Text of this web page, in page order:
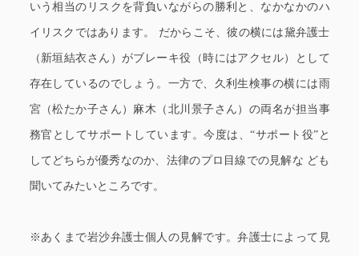
いう相当のリスクを背負いながらの勝利と、なかなかのハ
イリスクではあります。 だからこそ、彼の横には黛弁護士
（新垣結衣さん）がブレーキ役（時にはアクセル）として
存在しているのでしょう。一方で、久利生検事の横には雨
宮（松たか子さん）麻木（北川景子さん）の両名が担当事
務官としてサポートしています。今度は、“サポート役”と
してどちらが優秀なのか、法律のプロ目線での見解な ども
聞いてみたいところです。
※あくまで岩沙弁護士個人の見解です。弁護士によって見